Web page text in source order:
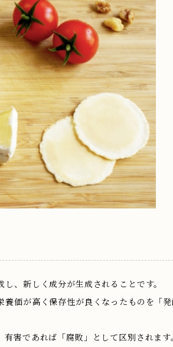
、新しく成分が生成されることです。
価が高く保存性が良くなったものを「
害であれば「腐敗」として区別されます